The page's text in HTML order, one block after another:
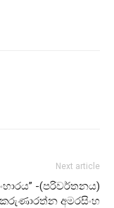
Next article
-(පරිවර්තනය)
කරුණාරත්න අමරසිංහ